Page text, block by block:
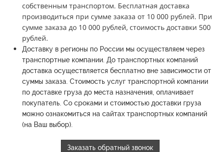
собственным транспортом. Бесплатная доставка
производиться при сумме заказа от 10 000 рублей. При
сумме заказа до 10 000 рублей, стоимость доставки 500
рублей.
Доставку в регионы по России мы осуществляем через
транспортные компании. До транспортных компаний
доставка осуществляется бесплатно вне зависимости от
суммы заказа. Стоимость услуг транспортной компании
по доставке груза до места назначения, оплачивает
покупатель. Со сроками и стоимостью доставки груза
можно ознакомиться на сайтах транспортных компаний
(на Ваш выбор).
Заказать обратный звонок